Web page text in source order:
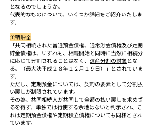
となるのでしょうか。
代表的なものについて、いくつか詳細をご紹介いたしま
す。
①預貯金
「共同相続された普通預金債権、通常貯金債権及び定期
貯金債権は、いずれも、相続開始と同時に当然に相続分
に応じて分割されることはなく、 遺産分割の対象とな
る。（最大決平成２８年１２月１９日）」とされていま
す。
ただし、定期預金については、契約の要素として分割払
い戻しが制限されています。
その為、共同相続人が共同して全額の払い戻しを求めざ
るを得ず、単独では行使する余地はないと判示され、こ
れは定期預金債権や定期積立債権についても同様とされ
ています。